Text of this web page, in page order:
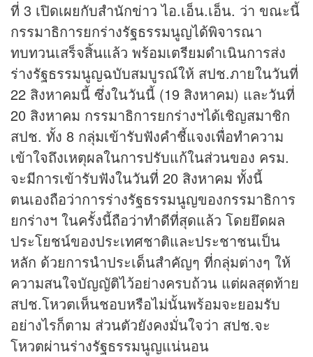
ที่ 3 เปิดเผยกับสำนักข่าวไอ.เอ็น.เอ็น. ว่า ขณะนี้
กรรมาธิการยกร่างรัฐธรรมนูญได้พิจารณา
ทบทวนเสร็จสิ้นแล้ว พร้อมเตรียมดำเนินการส่ง
ร่างรัฐธรรมนูญฉบับสมบูรณ์ให้ สปช.ภายในวันที่
22 สิงหาคมนี้ ซึ่งในวันนี้ (19 สิงหาคม) และวันที่
20 สิงหาคม กรรมาธิการยกร่างฯได้เชิญสมาชิก
สปช. ทั้ง 8 กลุ่มเข้ารับฟังคำชี้แจงเพื่อทำความ
เข้าใจถึงเหตุผลในการปรับแก้ในส่วนของ ครม.
จะมีการเข้ารับฟังในวันที่ 20 สิงหาคม ทั้งนี้
ตนเองถือว่าการร่างรัฐธรรมนูญของกรรมาธิการ
ยกร่างฯ ในครั้งนี้ถือว่าทำดีที่สุดแล้ว โดยยึดผล
ประโยชน์ของประเทศชาติและประชาชนเป็น
หลัก ด้วยการนำประเด็นสำคัญๆ ที่กลุ่มต่างๆ ให้
ความสนใจบัญญัติไว้อย่างครบถ้วน แต่ผลสุดท้าย
สปช.โหวตเห็นชอบหรือไม่นั้นพร้อมจะยอมรับ
อย่างไรก็ตาม ส่วนตัวยังคงมั่นใจว่า สปช.จะ
โหวตผ่านร่างรัฐธรรมนูญแน่นอน